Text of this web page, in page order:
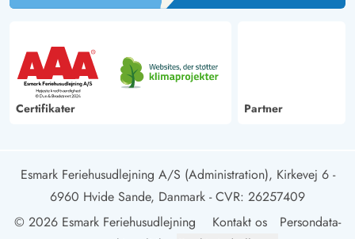
Certifikater Partner
Esmark Feriehusudlejning A/S (Administration), Kirkevej 6 -
6960 Hvide Sande, Danmark - CVR: 26257409
© 2026 Esmark Feriehusudlejning
Kontakt os
Persondata-